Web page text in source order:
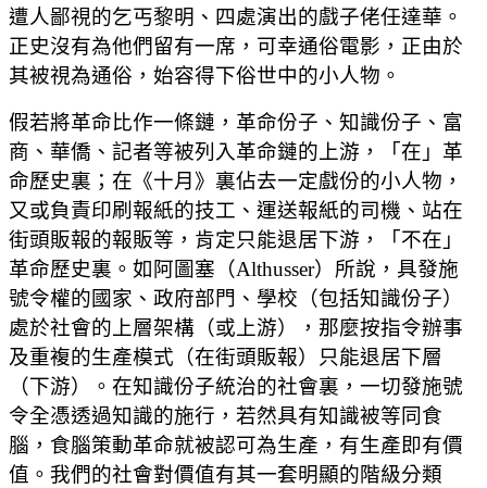
遭人鄙視的乞丐黎明、四處演出的戲子佬任達華。
正史沒有為他們留有一席，可幸通俗電影，正由於
其被視為通俗，始容得下俗世中的小人物。
假若將革命比作一條鏈，革命份子、知識份子、富
商、華僑、記者等被列入革命鏈的上游，「在」革
命歷史裏；在《十月》裏佔去一定戲份的小人物，
又或負責印刷報紙的技工、運送報紙的司機、站在
街頭販報的報販等，肯定只能退居下游，「不在」
革命歷史裏。如阿圖塞（Althusser）所說，具發施
號令權的國家、政府部門、學校（包括知識份子）
處於社會的上層架構（或上游），那麼按指令辦事
及重複的生產模式（在街頭販報）只能退居下層
（下游）。在知識份子統治的社會裏，一切發施號
令全憑透過知識的施行，若然具有知識被等同食
腦，食腦策動革命就被認可為生產，有生產即有價
值。我們的社會對價值有其一套明顯的階級分類